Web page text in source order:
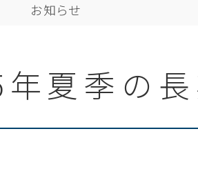
お知らせ
夏季の